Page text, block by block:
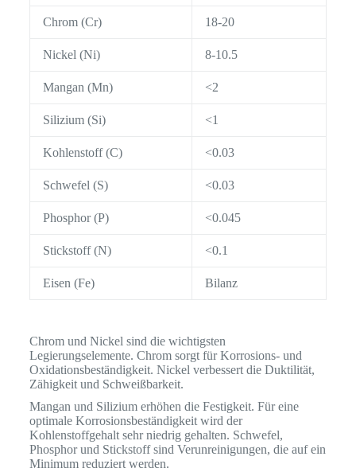
Chrom (Cr) 18-20
Nickel (Ni) 8-10.5
Mangan (Mn) <2
Silizium (Si) <1
Kohlenstoff (C) <0.03
Schwefel (S) <0.03
Phosphor (P) <0.045
Stickstoff (N) <0.1
Eisen (Fe) Bilanz
Chrom und Nickel sind die wichtigsten
Legierungselemente. Chrom sorgt für Korrosions- und
Oxidationsbeständigkeit. Nickel verbessert die Duktilität,
Zähigkeit und Schweißbarkeit.
Mangan und Silizium erhöhen die Festigkeit. Für eine
optimale Korrosionsbeständigkeit wird der
Kohlenstoffgehalt sehr niedrig gehalten. Schwefel,
Phosphor und Stickstoff sind Verunreinigungen, die auf ein
Minimum reduziert werden.